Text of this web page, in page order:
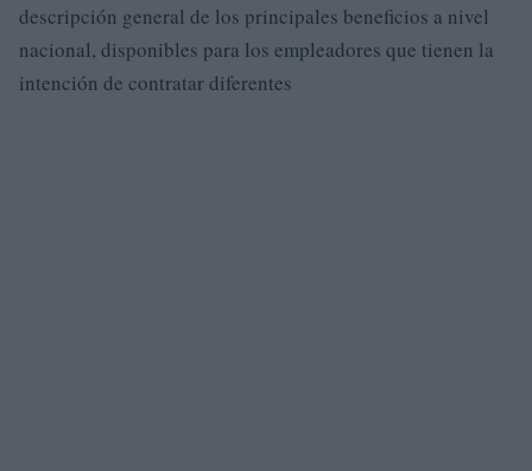
descripción general de los principales beneficios a nivel
nacional, disponibles para los empleadores que tienen la
intención de contratar diferentes